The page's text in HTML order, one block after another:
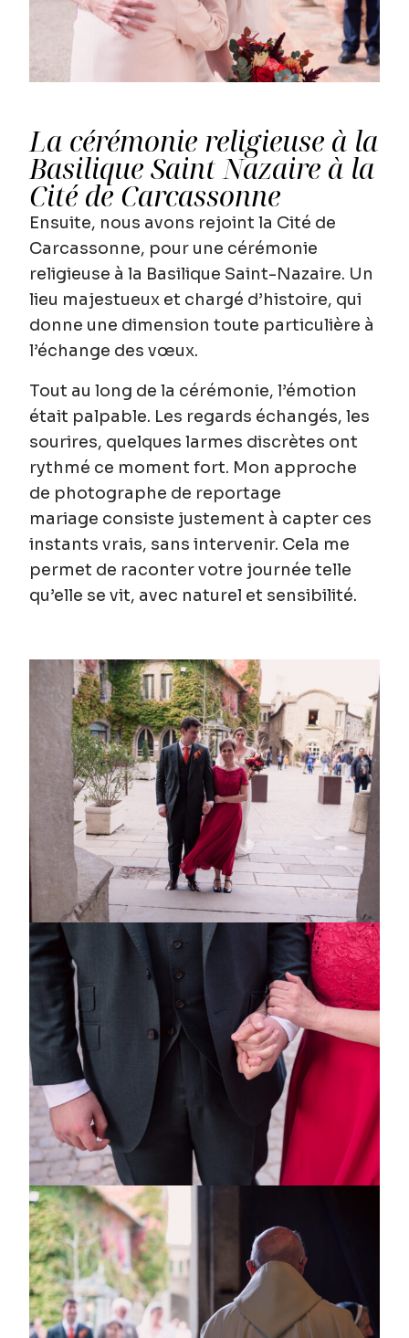
La cérémonie religieuse à la
Basilique Saint Nazaire à la
Cité de Carcassonne
Ensuite, nous avons rejoint la Cité de
Carcassonne, pour une cérémonie
religieuse à la Basilique Saint-Nazaire. Un
lieu majestueux et chargé d’histoire, qui
donne une dimension toute particulière à
l’échange des vœux.
Tout au long de la cérémonie, l’émotion
était palpable. Les regards échangés, les
sourires, quelques larmes discrètes ont
rythmé ce moment fort. Mon approche
de photographe de reportage
mariage consiste justement à capter ces
instants vrais, sans intervenir. Cela me
permet de raconter votre journée telle
qu’elle se vit, avec naturel et sensibilité.